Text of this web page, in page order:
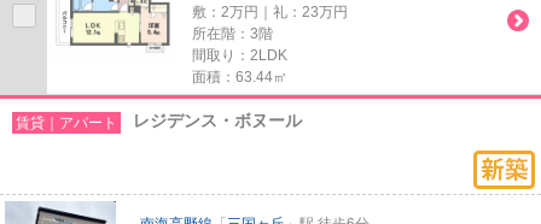
敷：2万円｜礼：23万円
所在階：3階
間取り：2LDK
面積：63.44㎡
賃貸｜アパート レジデンス・ボヌール